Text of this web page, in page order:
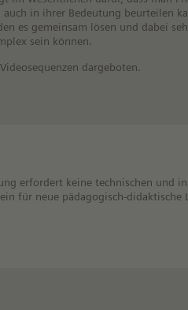
in ihrer Bedeutung beurteilen
es gemeinsam lösen und dabei
sein können.
dargeboten.
erfordert keine technischen und
für neue pädagogisch-didaktische